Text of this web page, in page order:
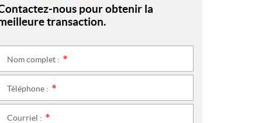
nous pour obtenir la
transaction.
Nom complet :
Téléphone :
Courriel :